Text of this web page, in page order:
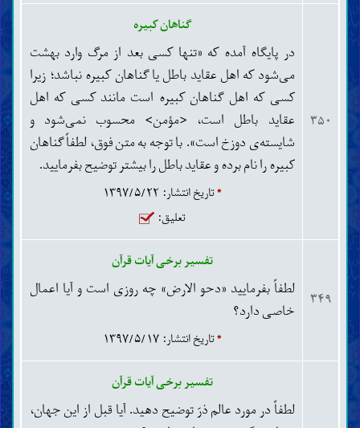
۳۵۰
گناهان کبیره
در پایگاه آمده که «تنها کسی بعد از مرگ وارد بهشت
می‌شود که اهل عقاید باطل یا گناهان کبیره نباشد؛ زیرا
کسی که اهل گناهان کبیره است مانند کسی که اهل
عقاید باطل است، <مؤمن> محسوب نمی‌شود و
شایسته‌ی دوزخ است». با توجه به متن فوق، لطفاً گناهان
کبیره را نام برده و عقاید باطل را بیشتر توضیح بفرمایید.
*تاریخ انتشار: ۱۳۹۷/۵/۲۲
تعلیق:
۳۴۹
تفسیر برخی آیات قرآن
لطفاً بفرمایید «دحو الارض» چه روزی است و آیا اعمال
خاصی دارد؟
*تاریخ انتشار: ۱۳۹۷/۵/۱۷
تفسیر برخی آیات قرآن
لطفاً در مورد عالم ذرّ توضیح دهید. آیا قبل از این جهان،